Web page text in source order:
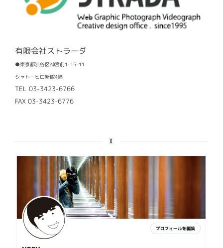
有限会社ストラーダ
●東京都渋谷区神宮前1-15-11
シャトーヒロ新館4階
TEL 03-3423-6766
FAX 03-3423-6776
X